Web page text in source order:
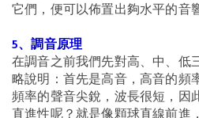
它們，便可以佈置出夠水平的音
5、調音原理
在調音之前我們先對高、中、低
略說明：首先是高音，高音的頻
頻率的聲音尖銳，波長很短，因